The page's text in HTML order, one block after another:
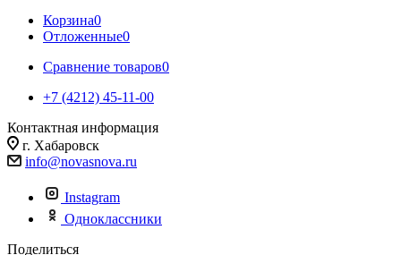
Корзина0
Отложенные0
Сравнение товаров0
+7 (4212) 45-11-00
Контактная информация
г. Хабаровск
info@novasnova.ru
Instagram
Одноклассники
Поделиться